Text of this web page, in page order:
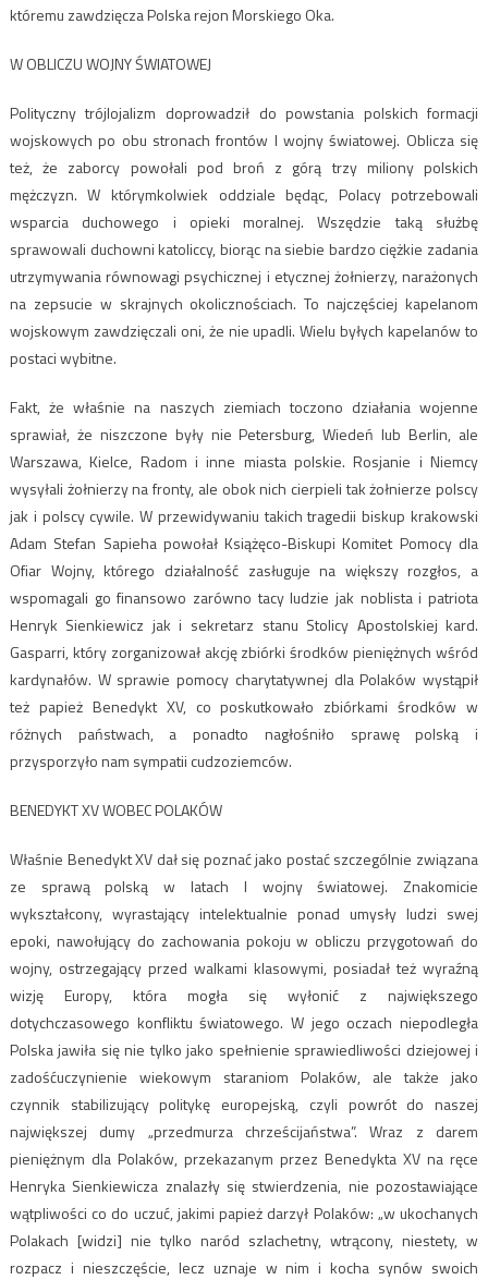
któremu zawdzięcza Polska rejon Morskiego Oka.
W OBLICZU WOJNY ŚWIATOWEJ
Polityczny trójlojalizm doprowadził do powstania polskich formacji
wojskowych po obu stronach frontów I wojny światowej. Oblicza się
też, że zaborcy powołali pod broń z górą trzy miliony polskich
mężczyzn. W którymkolwiek oddziale będąc, Polacy potrzebowali
wsparcia duchowego i opieki moralnej. Wszędzie taką służbę
sprawowali duchowni katoliccy, biorąc na siebie bardzo ciężkie zadania
utrzymywania równowagi psychicznej i etycznej żołnierzy, narażonych
na zepsucie w skrajnych okolicznościach. To najczęściej kapelanom
wojskowym zawdzięczali oni, że nie upadli. Wielu byłych kapelanów to
postaci wybitne.
Fakt, że właśnie na naszych ziemiach toczono działania wojenne
sprawiał, że niszczone były nie Petersburg, Wiedeń lub Berlin, ale
Warszawa, Kielce, Radom i inne miasta polskie. Rosjanie i Niemcy
wysyłali żołnierzy na fronty, ale obok nich cierpieli tak żołnierze polscy
jak i polscy cywile. W przewidywaniu takich tragedii biskup krakowski
Adam Stefan Sapieha powołał Książęco-Biskupi Komitet Pomocy dla
Ofiar Wojny, którego działalność zasługuje na większy rozgłos, a
wspomagali go finansowo zarówno tacy ludzie jak noblista i patriota
Henryk Sienkiewicz jak i sekretarz stanu Stolicy Apostolskiej kard.
Gasparri, który zorganizował akcję zbiórki środków pieniężnych wśród
kardynałów. W sprawie pomocy charytatywnej dla Polaków wystąpił
też papież Benedykt XV, co poskutkowało zbiórkami środków w
różnych państwach, a ponadto nagłośniło sprawę polską i
przysporzyło nam sympatii cudzoziemców.
BENEDYKT XV WOBEC POLAKÓW
Właśnie Benedykt XV dał się poznać jako postać szczególnie związana
ze sprawą polską w latach I wojny światowej. Znakomicie
wykształcony, wyrastający intelektualnie ponad umysły ludzi swej
epoki, nawołujący do zachowania pokoju w obliczu przygotowań do
wojny, ostrzegający przed walkami klasowymi, posiadał też wyraźną
wizję Europy, która mogła się wyłonić z największego
dotychczasowego konfliktu światowego. W jego oczach niepodległa
Polska jawiła się nie tylko jako spełnienie sprawiedliwości dziejowej i
zadośćuczynienie wiekowym staraniom Polaków, ale także jako
czynnik stabilizujący politykę europejską, czyli powrót do naszej
największej dumy „przedmurza chrześcijaństwa”. Wraz z darem
pieniężnym dla Polaków, przekazanym przez Benedykta XV na ręce
Henryka Sienkiewicza znalazły się stwierdzenia, nie pozostawiające
wątpliwości co do uczuć, jakimi papież darzył Polaków: „w ukochanych
Polakach [widzi] nie tylko naród szlachetny, wtrącony, niestety, w
rozpacz i nieszczęście, lecz uznaje w nim i kocha synów swoich